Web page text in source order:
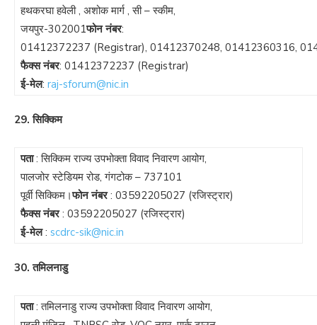
हथकरघा हवेली , अशोक मार्ग , सी – स्कीम,
जयपुर-302001फोन नंबर:
01412372237 (Registrar), 01412370248, 01412360316,
फैक्स नंबर: 01412372237 (Registrar)
ई-मेल: raj-sforum@nic.in
29. सिक्किम
पता: सिक्किम राज्य उपभोक्ता विवाद निवारण आयोग,
पालजोर स्टेडियम रोड, गंगटोक – 737101
पूर्वी सिक्किम।फोन नंबर: 03592205027 (रजिस्ट्रार)
फैक्स नंबर: 03592205027 (रजिस्ट्रार)
ई-मेल: scdrc-sik@nic.in
30. तमिलनाडु
पता: तमिलनाडु राज्य उपभोक्ता विवाद निवारण आयोग,